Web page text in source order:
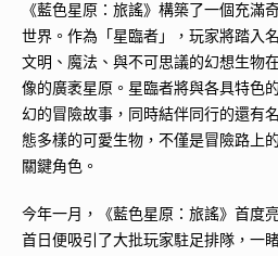
《藍色星原：旅謠》構築了一個充滿
世界。作為「星臨者」，玩家將踏入
文明、魔法、與不可思議的幻想生物
像的廣袤星原。星臨者將與各具特色
幻的冒險故事，同時結伴同行的還有
態多樣的可愛生物，不僅是冒險路上
關鍵角色。
今年一月，《藍色星原：旅謠》首度
首日便吸引了大批玩家駐足排隊，一